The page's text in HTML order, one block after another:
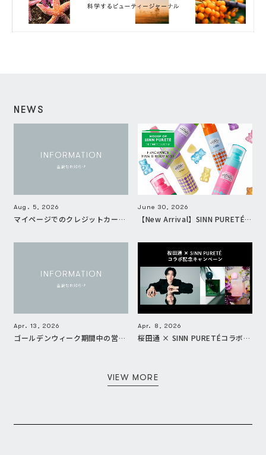
NEWS
Aug. 5, 2026
マイページでのクレジットカードご登録に関する、不具合のお知らせとお詫び
June 30, 2026
【New Arrival】SINN PURETÉから、香りをもっと手軽に、自由に楽しむセカンドライン『HOUSE OF SINN PURETÉ』が登場
Apr. 13, 2026
ゴールデンウィーク期間中の営業に関するお知らせ
Apr. 8, 2026
桜田通 × SINN PURETÉコラボ記念キャンペーンについて
VIEW MORE